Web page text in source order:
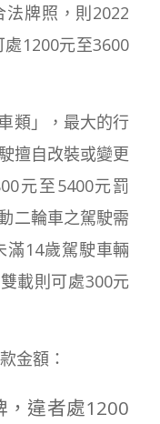
牌照，則2022
1200元至3600
類」，最大的行
擅自改裝或變更
元至5400元罰
二輪車之駕駛需
滿14歲駕駛車輛
載則可處300元
金額：
，違者處1200